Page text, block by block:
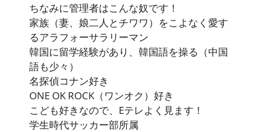
ちなみに管理者はこんな奴です！
家族（妻、娘二人とチワワ）をこよなく愛す
るアラフォーサラリーマン
韓国に留学経験があり、韓国語を操る（中国
語も少々）
名探偵コナン好き
ONE OK ROCK（ワンオク）好き
こども好きなので、Eテレよく見ます！
学生時代サッカー部所属